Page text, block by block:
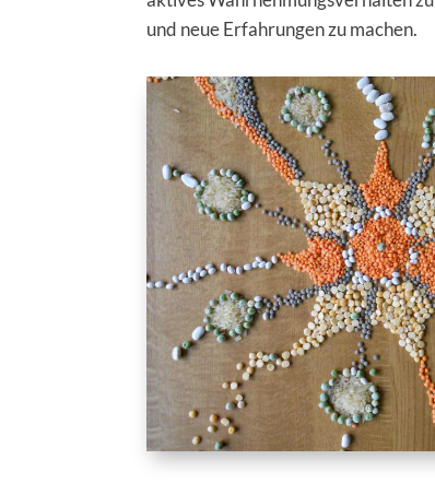
und neue Erfahrungen zu machen.